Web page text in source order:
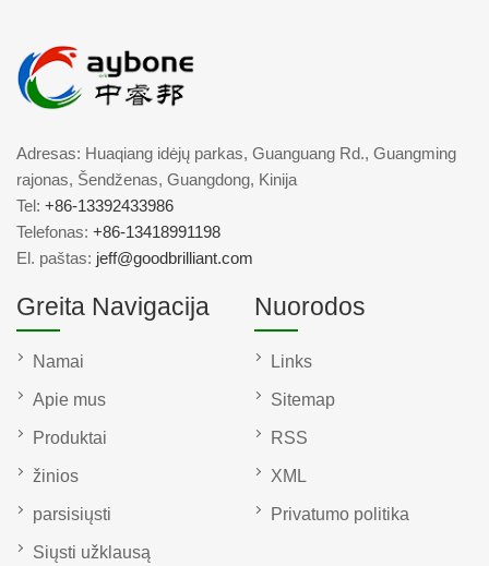
Adresas: Huaqiang idėjų parkas, Guanguang Rd., Guangming
rajonas, Šendženas, Guangdong, Kinija
Tel: +86-13392433986
Telefonas: +86-13418991198
El. paštas: jeff@goodbrilliant.com
Greita Navigacija
Namai
Apie mus
Produktai
žinios
parsisiųsti
Siųsti užklausą
Nuorodos
Links
Sitemap
RSS
XML
Privatumo politika